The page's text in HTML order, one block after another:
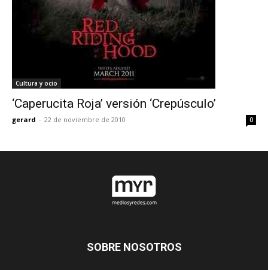
Cultura y ocio
‘Caperucita Roja’ versión ‘Crepúsculo’
gerard - 22 de noviembre de 2010 0
SOBRE NOSOTROS